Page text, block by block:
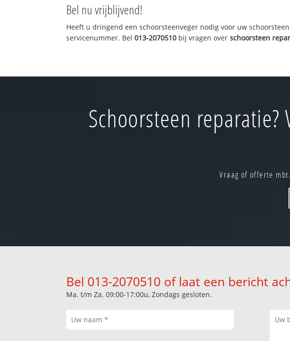
Bel nu vrijblijvend!
Heeft u dringend een schoorsteenveger nodig voor uw
servicenummer. Bel013-2070510 bij vragen overschoorsteen
Schoorsteen
Vraag of offerte
Bel 013-2070510 of laat een bericht
Ma. t/m Za. 09:00-17:00u, Zondags gesloten.